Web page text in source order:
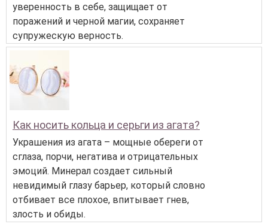
уверенность в себе, защищает от
поражений и черной магии, сохраняет
супружескую верность.
Как носить кольца и серьги из агата?
Украшения из агата – мощные обереги от
сглаза, порчи, негатива и отрицательных
эмоций. Минерал создает сильный
невидимый глазу барьер, который словно
отбивает все плохое, впитывает гнев,
злость и обиды.